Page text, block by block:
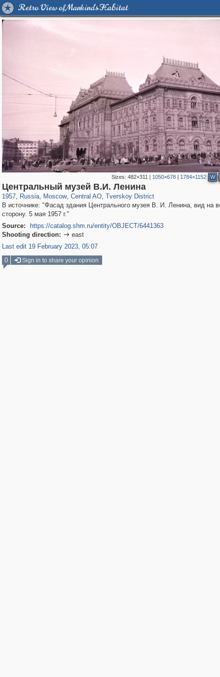
Retro View of Mankind's Habitat
Sizes: 482×311 | 1050×678| 1784×1152 W
Центральный музей В.И. Ленина
1957, Russia
1,405,929 29,243
, Moscow
319,716 8,286
, Central AO
159,930 5,916
, Tverskoy District
53,016 2,283
В источнике: "Фасад здания Центрального музея В. И. Ленина, вид на
сторону. 5 мая 1957 г."
Source:
https://catalog.shm.ru/entity/OBJECT/6441363
Shooting direction:  east
Last edit 19 February 2023, 05:07
0
Sign in to share your opinion